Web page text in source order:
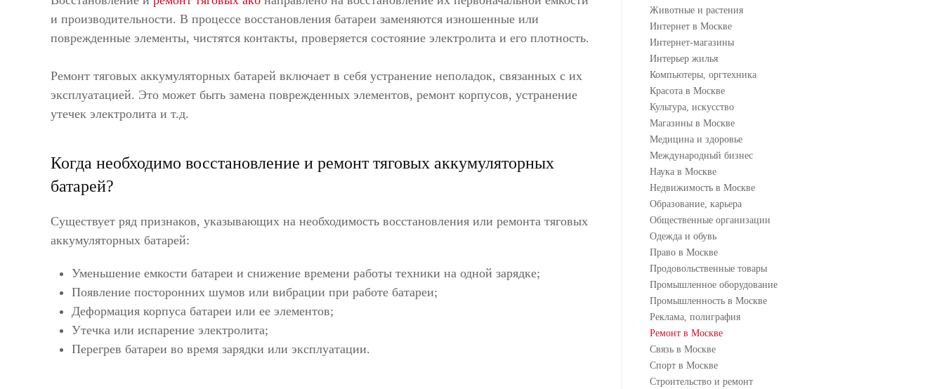
и производительности. В процессе восстановления батареи заменяются изношенные или
поврежденные элементы, чистятся контакты, проверяется состояние электролита и его плотность.
Ремонт тяговых аккумуляторных батарей включает в себя устранение неполадок, связанных с их
эксплуатацией. Это может быть замена поврежденных элементов, ремонт корпусов, устранение
утечек электролита и т.д.
Когда необходимо восстановление и ремонт тяговых аккумуляторных
батарей?
Существует ряд признаков, указывающих на необходимость восстановления или ремонта тяговых
аккумуляторных батарей:
Уменьшение емкости батареи и снижение времени работы техники на одной зарядке;
Появление посторонних шумов или вибрации при работе батареи;
Деформация корпуса батареи или ее элементов;
Утечка или испарение электролита;
Перегрев батареи во время зарядки или эксплуатации.
Животные и растения
Интернет в Москве
Интернет-магазины
Интерьер жилья
Компьютеры, оргтехника
Красота в Москве
Культура, искусство
Магазины в Москве
Медицина и здоровье
Международный бизнес
Наука в Москве
Недвижимость в Москве
Образование, карьера
Общественные организации
Одежда и обувь
Право в Москве
Продовольственные товары
Промышленное оборудование
Промышленность в Москве
Реклама, полиграфия
Ремонт в Москве
Связь в Москве
Спорт в Москве
Строительство и ремонт